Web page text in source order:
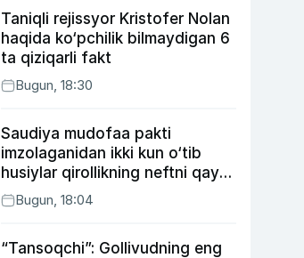
Taniqli rejissyor Kristofer Nolan
haqida ko‘pchilik bilmaydigan 6
ta qiziqarli fakt
Bugun, 18:30
Saudiya mudofaa pakti
imzolaganidan ikki kun o‘tib
husiylar qirollikning neftni qayta
ishlash zavodiga hujum qildi
Bugun, 18:04
“Tansoqchi”: Gollivudning eng